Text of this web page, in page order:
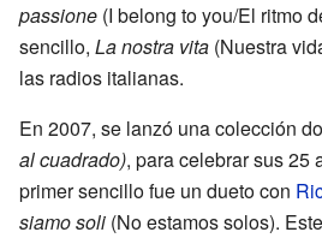
passione (I belong to you/El ritmo
sencillo, La nostra vita (Nuestra
las radios italianas.
En 2007, se lanzó una colección
al cuadrado), para celebrar sus 25
primer sencillo fue un dueto con
siamo soli (No estamos solos).